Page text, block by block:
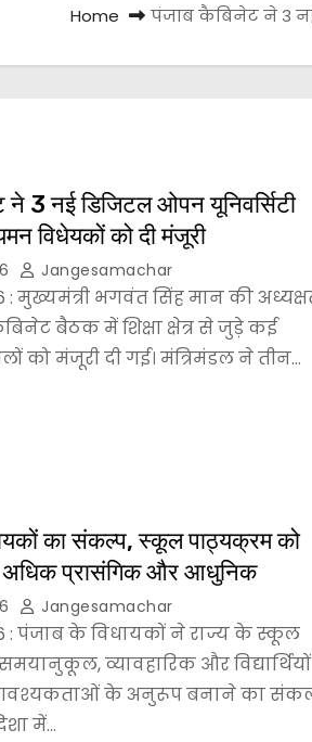
Home पंजाब कैबिनेट ने 3
ने 3 नई डिजिटल ओपन यूनिवर्सिटी
विधेयकों को दी मंजूरी
Jangesamachar
: मुख्यमंत्री भगवंत सिंह मान की
बैठक में शिक्षा क्षेत्र से जुड़े कई
को मंजूरी दी गई। मंत्रिमंडल ने तीन…
का संकल्प, स्कूल पाठ्यक्रम को
अधिक प्रासंगिक और आधुनिक
Jangesamachar
: पंजाब के विधायकों ने राज्य के स्कूल
व्यावहारिक और विद्यार्थियों
के अनुरूप बनाने का
में…